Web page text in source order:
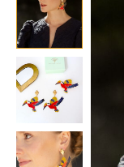
Boucles
d'oreille
Colibri